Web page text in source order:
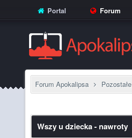
Portal Forum
Forum Apokalipsa Pozostałe
Wszy u dziecka - nawroty